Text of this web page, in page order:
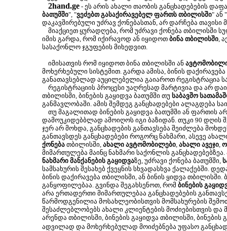
2hand.ge - ეს არის ახალი თაობის განცხადებების
ბათუმში", "ვეძებთ გასაქირავებელ ფართს თბილისში" ან "
დაკავშირებული უძრავ ქონებასთან, არ დარჩება
მიაქციეთ ყურადღება, რომ უძრავი ქონება თბილისში
იმის გარდა, რომ იქირავოდ ან იყიდოთ ბინა თბილისში,
სასაქონლო ჯგუფების მიხედვით.
იმისათვის რომ იყიდოთ ბინა თბილისში ან
მოხერხებული სისტემით. გარდა ამისა, ბინის
განათავსებლად აუცილებელია გაიაროთ რეგისტრაცია
რეგისტრაციის პროცესი უაღრესად მარტივია და არ
თბილისში, ბინების გაყიდვა ბათუმში თუ საბავშო
განმავლობაში. ამის შემდეგ განცხადებები ალაგდება
თუ მაგალითად ბინების გაყიდვა ბათუმში ან ფართის
დამოუკიდებბლად ამოიღოს იგი ბაზიდან. თუკი 90 დღის
ჯერ არ მოხდა, განცხადების განთავსება შეიძლება
განთავსდეს განცხადებები როგორც ნახმარი, ასევე
ქონება თბილისში, ახალი ავტომობილები, ახალი ავეჯი,
მიმართულება მაინც ნახმარი საქონლის
ნახმარი მანქანების გაყიდვაზე, უძრავი ქონება ბათუმში,
სამსახურის შესახებ ქვეყნის სხვადასხვა ქალაქებში.
ბინის დაქირავება თბილისში, ან ბინის ყიდვა
განყოფილებაა. გვინდა შეგახსენოთ, რომ ბინების
არა ერთადერთი მიმართულებაა განცხადებების
წარმოდგენილია მოსახლეობისთვის მომსახურების
შესაძლებლობებს ახალი კლიენტების მოძიებისთვის და
არენდა თბილისში, ბინების გაყიდვა თბილისში, ბინების
ადვილად და მოხერხებულად მოიძებნება უფასო